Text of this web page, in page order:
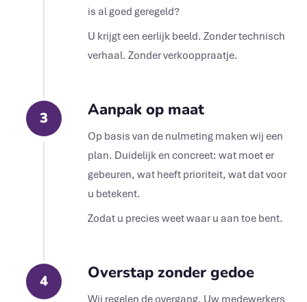
is al goed geregeld?
U krijgt een eerlijk beeld. Zonder technisch
verhaal. Zonder verkooppraatje.
3 Aanpak op maat
Op basis van de nulmeting maken wij een
plan. Duidelijk en concreet: wat moet er
gebeuren, wat heeft prioriteit, wat dat voor
u betekent.
Zodat u precies weet waar u aan toe bent.
4 Overstap zonder gedoe
Wij regelen de overgang. Uw medewerkers